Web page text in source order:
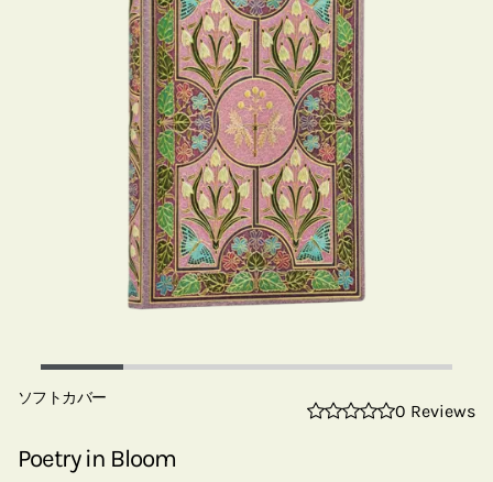
ソフトカバー
0 Reviews
Poetry in Bloom